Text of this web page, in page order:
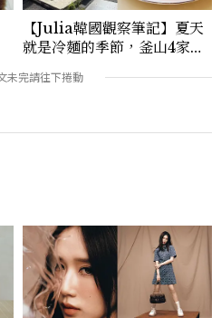
【Julia韓國觀察筆記】夏天
就是冷麵的季節，釜山4家必